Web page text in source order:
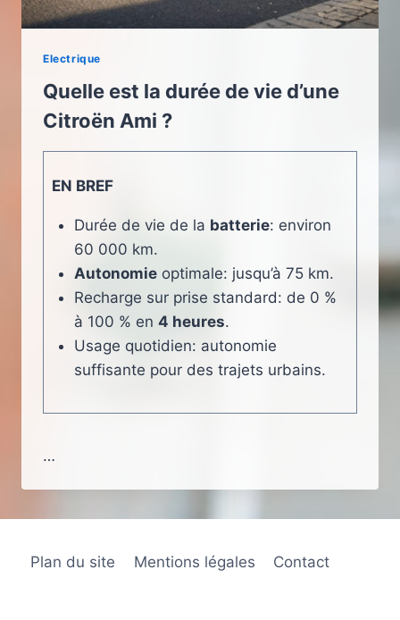
Electrique
Quelle est la durée de vie d’une
Citroën Ami ?
EN BREF
Durée de vie de la batterie: environ
60 000 km.
Autonomie optimale: jusqu’à 75 km.
Recharge sur prise standard: de 0 %
à 100 % en 4 heures.
Usage quotidien: autonomie
suffisante pour des trajets urbains.
…
Plan du site Mentions légales Contact